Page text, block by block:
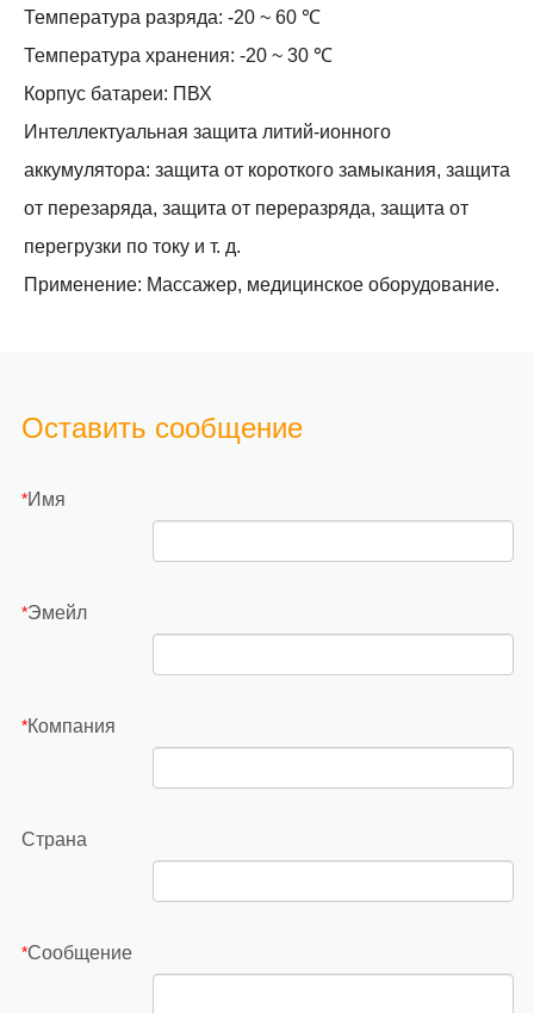
Температура разряда: -20 ~ 60 ℃
Температура хранения: -20 ~ 30 ℃
Корпус батареи: ПВХ
Интеллектуальная защита литий-ионного
аккумулятора: защита от короткого замыкания, защита
от перезаряда, защита от переразряда, защита от
перегрузки по току и т. д.
Применение: Массажер, медицинское оборудование.
Оставить сообщение
*Имя
*Эмейл
*Компания
Страна
*Сообщение